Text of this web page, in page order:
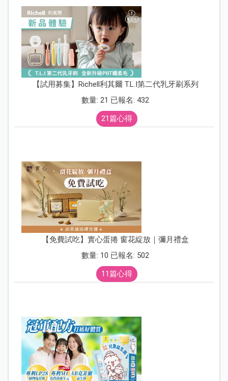
【試用募集】Richell利其爾 T.L.I第二代乳牙刷系列
數量: 21 已報名: 432
21篇心得
【免費試吃】實心蛋捲 窗花綻放｜彌月禮盒
數量: 10 已報名: 502
11篇心得